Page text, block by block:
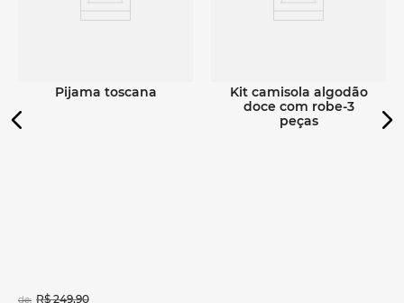
pijama toscana
de: R$ 249,90
kit camisola algodão
doce com robe-3
peças